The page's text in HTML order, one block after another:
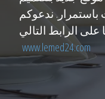
ندعوكم
على الرابط التالي
www.lemed24.com